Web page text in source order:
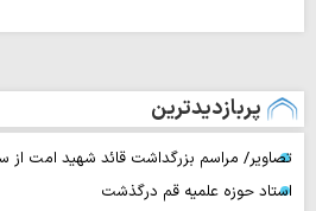
پربازدیدترین
تصاویر/ مراسم بزرگداشت قائد شهید امت از
استاد حوزه علمیه قم درگذشت